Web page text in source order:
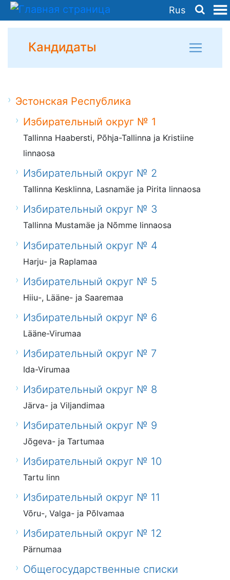
Rus
Кандидаты
Эстонская Республика
Избирательный округ № 1
Tallinna Haabersti, Põhja-Tallinna ja Kristiine
linnaosa
Избирательный округ № 2
Tallinna Kesklinna, Lasnamäe ja Pirita linnaosa
Избирательный округ № 3
Tallinna Mustamäe ja Nõmme linnaosa
Избирательный округ № 4
Harju- ja Raplamaa
Избирательный округ № 5
Hiiu-, Lääne- ja Saaremaa
Избирательный округ № 6
Lääne-Virumaa
Избирательный округ № 7
Ida-Virumaa
Избирательный округ № 8
Järva- ja Viljandimaa
Избирательный округ № 9
Jõgeva- ja Tartumaa
Избирательный округ № 10
Tartu linn
Избирательный округ № 11
Võru-, Valga- ja Põlvamaa
Избирательный округ № 12
Pärnumaa
Общегосударственные списки